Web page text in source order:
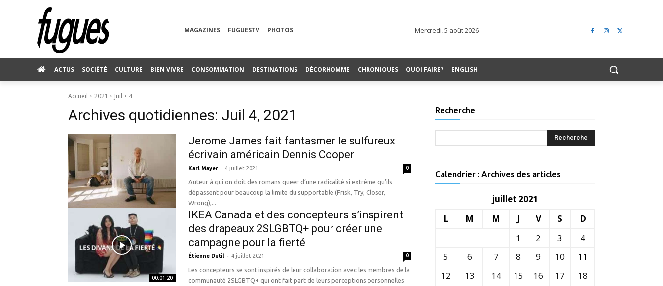
MAGAZINES FUGUESTV PHOTOS Mercredi, 5 août 2026
ACTUS SOCIÉTÉ CULTURE BIEN VIVRE CONSOMMATION DESTINATIONS DÉCORHOMME CHRONIQUES QUOI FAIRE? ENGLISH
Accueil 2021 Juil 4
Archives quotidiennes: Juil 4, 2021
Jerome James fait fantasmer le sulfureux
écrivain américain Dennis Cooper
Karl Mayer - 4 juillet 2021 0
Auteur à qui on doit des romans queer d’une radicalité si extrême qu’ils
dépassent pour beaucoup la limite du supportable (Frisk, Try, Closer,
Wrong),...
00:01:20
IKEA Canada et des concepteurs s’inspirent
des drapeaux 2SLGBTQ+ pour créer une
campagne pour la fierté
Étienne Dutil - 4 juillet 2021 0
Les concepteurs se sont inspirés de leur collaboration avec les membres de la
communauté 2SLGBTQ+ qui ont fait part de leurs perceptions personnelles
Recherche
Calendrier : Archives des articles
juillet 2021
L
M M J V S
D
1
2 3
4
5
6 7 8 9 10
11
12
13 14 15 16 17
18